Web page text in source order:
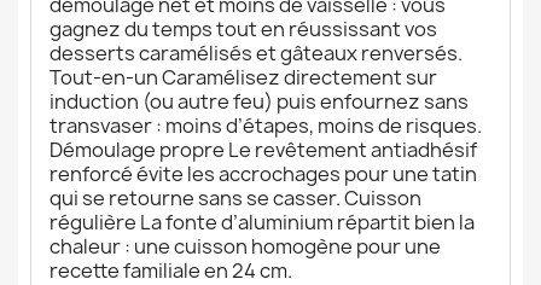
gagnez du temps tout en réussissant vos
desserts caramélisés et gâteaux renversés.
Tout-en-un Caramélisez directement sur
induction (ou autre feu) puis enfournez sans
transvaser : moins d’étapes, moins de risques.
Démoulage propre Le revêtement antiadhésif
renforcé évite les accrochages pour une tatin
qui se retourne sans se casser. Cuisson
régulière La fonte d’aluminium répartit bien la
chaleur : une cuisson homogène pour une
recette familiale en 24 cm.